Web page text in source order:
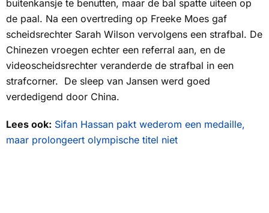
buitenkansje te benutten, maar de bal spatte uiteen op
de paal. Na een overtreding op Freeke Moes gaf
scheidsrechter Sarah Wilson vervolgens een strafbal. De
Chinezen vroegen echter een referral aan, en de
videoscheidsrechter veranderde de strafbal in een
strafcorner. De sleep van Jansen werd goed
verdedigend door China.
Lees ook: Sifan Hassan pakt wederom een medaille,
maar prolongeert olympische titel niet